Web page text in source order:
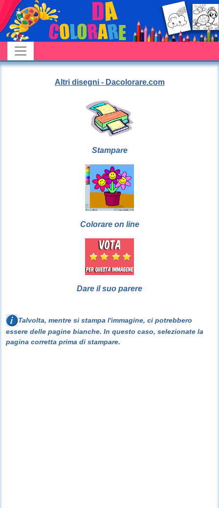
Altri disegni - Dacolorare.com
Stampare
Colorare on line
Dare il suo parere
Talvolta, mentre si stampa l'immagine, ci potrebbero
essere delle pagine bianche. In questo caso, selezionate la
pagina corretta prima di stampare.